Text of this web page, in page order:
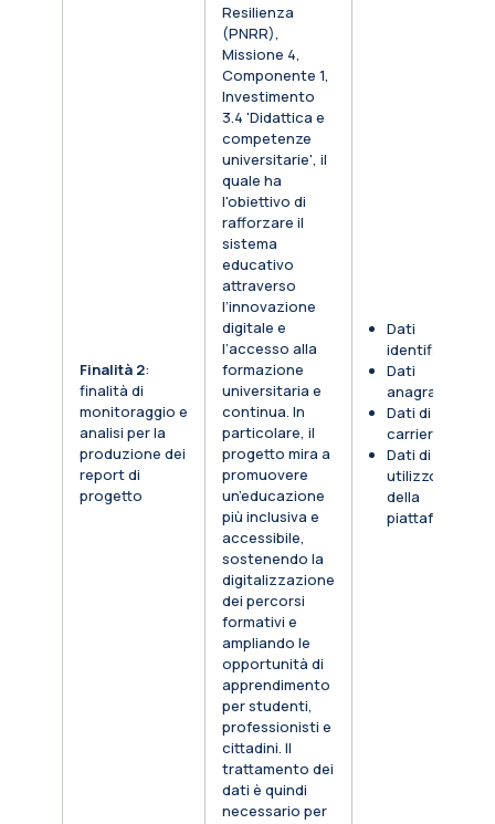
Finalità 2:
finalità di
monitoraggio e
analisi per la
produzione dei
report di
progetto
Resilienza
(PNRR),
Missione 4,
Componente 1,
Investimento
3.4 'Didattica e
competenze
universitarie', il
quale ha
l'obiettivo di
rafforzare il
sistema
educativo
attraverso
l’innovazione
digitale e
l’accesso alla
formazione
universitaria e
continua. In
particolare, il
progetto mira a
promuovere
un’educazione
più inclusiva e
accessibile,
sostenendo la
digitalizzazione
dei percorsi
formativi e
ampliando le
opportunità di
apprendimento
per studenti,
professionisti e
cittadini. Il
trattamento dei
dati è quindi
necessario per
Dati
identificativi
Dati
anagrafici
Dati di
carriera
Dati di
utilizzo
della
piattaforma